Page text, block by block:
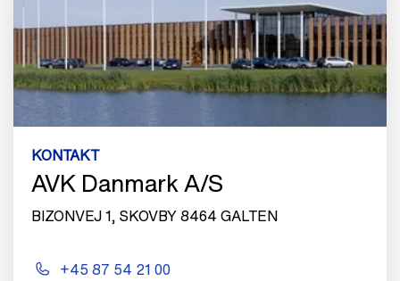
KONTAKT
AVK Danmark A/S
BIZONVEJ 1, SKOVBY 8464 GALTEN
+45 87 54 21 00